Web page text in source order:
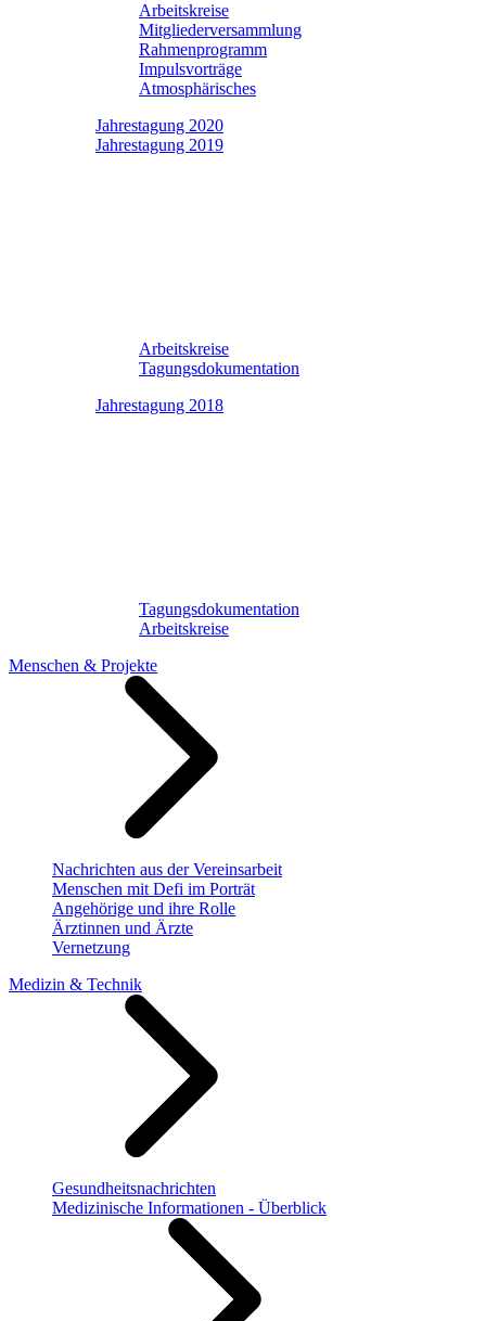
Arbeitskreise
Mitgliederversammlung
Rahmenprogramm
Impulsvorträge
Atmosphärisches
Jahrestagung 2020
Jahrestagung 2019
Arbeitskreise
Tagungsdokumentation
Jahrestagung 2018
Tagungsdokumentation
Arbeitskreise
Menschen & Projekte
Nachrichten aus der Vereinsarbeit
Menschen mit Defi im Porträt
Angehörige und ihre Rolle
Ärztinnen und Ärzte
Vernetzung
Medizin & Technik
Gesundheitsnachrichten
Medizinische Informationen - Überblick